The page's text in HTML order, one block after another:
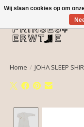
Home / JOHA SLEEP
Wij slaan cookies op om